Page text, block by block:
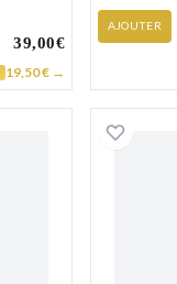
39,00€
19,50 € →
AJOUTER
Plaqué Or Dupret